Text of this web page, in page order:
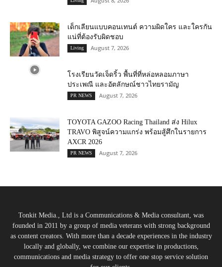
เด็กเลียนแบบคอนเทนต์ ความผิดใคร และใครกัน
แน่ที่ต้องรับผิดชอบ
Living August 7, 2026
โรงเรียนวัดเจ็ดริ้ว พื้นที่ที่หล่อหลอมภาษา
ประเพณี และอัตลักษณ์ชาวไทยรามัญ
PR NEWS August 7, 2026
TOYOTA GAZOO Racing Thailand ส่ง Hilux
TRAVO พิสูจน์ความแกร่ง พร้อมสู้ศึกในรายการ
AXCR 2026
PR NEWS August 7, 2026
Tonkit Media., Ltd is a Communications & Media consultant, was
founded in 2011 by a group of media veterans with strong background
as content creators. With more than a decade experiences in the industry
locally and globally, we combine our expertise in productions,
communications and media strategy to offer one stop service solution